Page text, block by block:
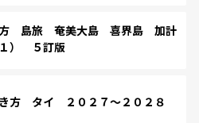
方 島旅 奄美大島 喜界島 加計
） ５訂版
方 タイ ２０２７～２０２８